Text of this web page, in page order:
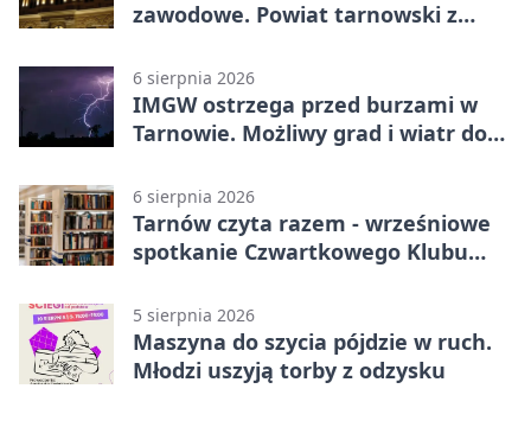
zawodowe. Powiat tarnowski z
6 sierpnia 2026
IMGW ostrzega przed burzami w
Tarnowie. Możliwy grad i wiatr do
6 sierpnia 2026
Tarnów czyta razem - wrześniowe
spotkanie Czwartkowego Klubu
5 sierpnia 2026
Maszyna do szycia pójdzie w ruch.
Młodzi uszyją torby z odzysku